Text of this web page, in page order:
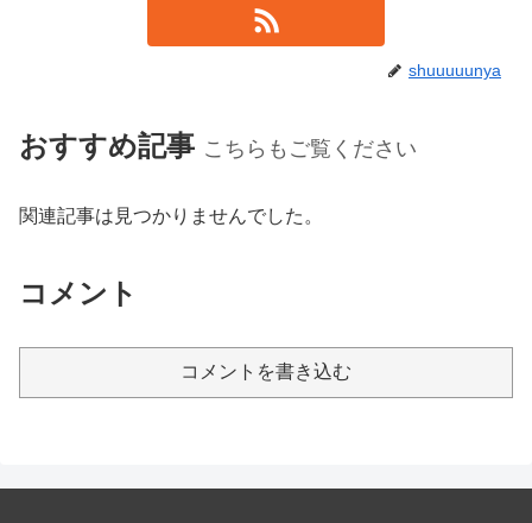
shuuuuunya
おすすめ記事 こちらもご覧ください
関連記事は見つかりませんでした。
コメント
コメントを書き込む